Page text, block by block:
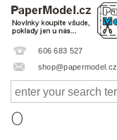
606 683 527
shop@papermodel.cz
O